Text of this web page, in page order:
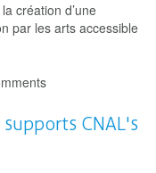
création d’une
par les arts accessible
CNAL's